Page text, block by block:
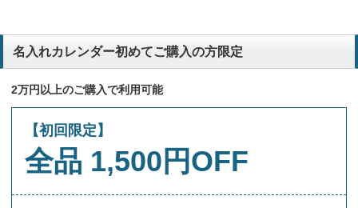
名入れカレンダー初めてご購入の方限定
2万円以上のご購入で利用可能
【初回限定】
全品 1,500円OFF